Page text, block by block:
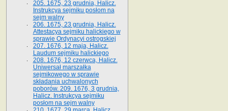
205. 1675, 23 grudnia, Halicz.
Instrukcya sejmiku posłom na
sejm walny
206. 1675, 23 grudnia, Halicz.
Attestacya sejmiku halickiego w
sprawie Ordynacyi ostrogskiej
207. 1676, 12 maja, Halicz.
Laudum sejmiku halickiego
208. 1676, 12 czerwca, Halicz.
Uniwersał marszałka
sejmikowego w sprawie
składania uchwalonych
poborów. 209. 1676, 3 grudnia,
Halicz. Instrukcya sejmiku
posłom na sejm walny